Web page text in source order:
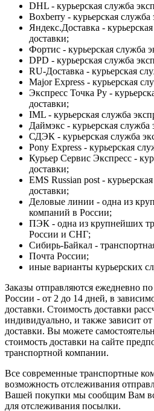
DHL - курьерская служба
Boxberry - курьерская служба
Яндекс.Доставка -
доставки;
Фортис - курьерская служба
DPD - курьерская служба
RU-Доставка - курьерская
Major Express - курьерская
Экспресс Точка Ру -
доставки;
IML - курьерская служба
Даймэкс - курьерская служба
СДЭК - курьерская служба
Pony Express - курьерская
Курьер Сервис Экспресс -
доставки;
EMS Russian post -
доставки;
Деловые линии - одна из
компаний в России;
ПЭК - одна из крупнейших
России и СНГ;
Сибирь-Байкал -
Почта России;
иные варианты курьерских
Заказы отправляются ежедневно
России - от 2 до 14 дней, в
доставки. Стоимость доставки
индивидуально, и также зависит
доставки. Вы можете
стоимость доставки на сайте
транспортной компании.
Все современные транспортные
возможность отслеживания
Вашей покупки мы сообщим Вам
для отслеживания посылки.